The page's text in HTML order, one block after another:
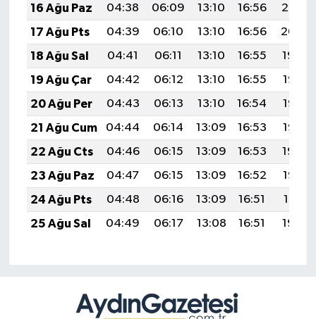
16 Ağu Paz
04:38 06:09 13:10 16:56
20:02
17 Ağu Pts
04:39 06:10 13:10 16:56
20:00
18 Ağu Sal
04:41 06:11 13:10 16:55
19:59
19 Ağu Çar
04:42 06:12 13:10 16:55
19:58
20 Ağu Per
04:43 06:13 13:10 16:54
19:56
21 Ağu Cum
04:44 06:14 13:09 16:53
19:55
22 Ağu Cts
04:46 06:15 13:09 16:53
19:54
23 Ağu Paz
04:47 06:15 13:09 16:52
19:52
24 Ağu Pts
04:48 06:16 13:09 16:51
19:51
25 Ağu Sal
04:49 06:17 13:08 16:51 19:49